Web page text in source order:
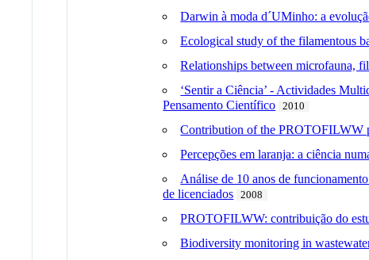
Darwin à moda d´UMinho: a
Ecological study of the filamentous
Relationships between microfauna,
‘Sentir a Ciência’ - Actividades
Pensamento Científico
2010
Contribution of the PROTOFILWW
Percepções em laranja: a ciência
Análise de 10 anos de
de licenciados
2008
PROTOFILWW: contribuição do
Biodiversity monitoring in